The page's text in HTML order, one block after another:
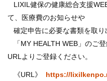
各種
手続
き
申請
覧
よく
LIXIL健保の健康総合支援
て、医療費のお知らせや
確定申告に必要な書類を取り
「MY HEALTH WEB」のご
URLよりご登録ください。
《URL》 https://